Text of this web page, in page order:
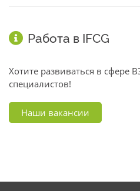
Работа в IFCG
Хотите развиваться в
специалистов!
Наши вакансии